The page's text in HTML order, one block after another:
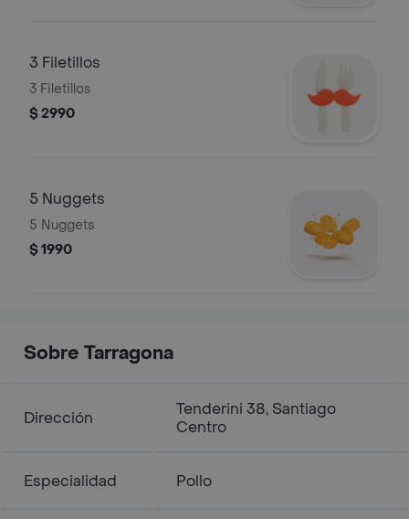
3 Filetillos
3 Filetillos
$ 2990
5 Nuggets
5 Nuggets
$ 1990
Sobre Tarragona
Dirección
Tenderini 38, Santiago
Centro
Especialidad Pollo